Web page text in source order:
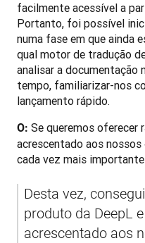
facilmente acessível a
Portanto, foi possível
numa fase em que ainda
qual motor de tradução
analisar a documentação
tempo, familiarizar-nos
lançamento rápido.
O: Se queremos oferecer
acrescentado aos
cada vez mais
Desta vez,
produto da DeepL
acrescentado aos